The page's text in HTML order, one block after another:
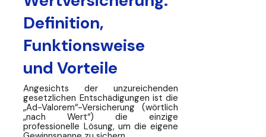
Definition,
Funktionsweise
und Vorteile
Angesichts der unzureichenden
gesetzlichen Entschädigungen ist die
„Ad-Valorem“-Versicherung (wörtlich
„nach Wert“) die einzige
professionelle Lösung, um die eigene